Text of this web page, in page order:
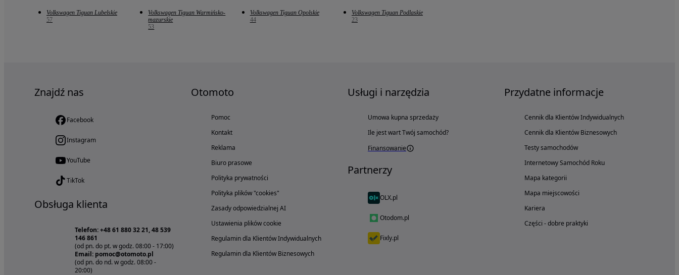
Volkswagen Tiguan Lubelskie
57
Volkswagen Tiguan Warmińsko-
mazurskie
53
Volkswagen Tiguan Opolskie
44
Volkswagen Tiguan Podlaskie
23
Znajdź nas
Facebook
Instagram
YouTube
TikTok
Obsługa klienta
Telefon: +48 61 880 32 21, 48 539
146 861
(od pn. do pt. w godz. 08:00 - 17:00)
Email: pomoc@otomoto.pl
(od pn. do nd. w godz. 08:00 -
20:00)
Otomoto
Pomoc
Kontakt
Reklama
Biuro prasowe
Polityka prywatności
Polityka plików "cookies"
Zasady odpowiedzialnej AI
Ustawienia plików cookie
Regulamin dla Klientów Indywidualnych
Regulamin dla Klientów Biznesowych
Usługi i narzędzia
Umowa kupna sprzedaży
Ile jest wart Twój samochód?
Finansowanie
Partnerzy
OLX.pl
Otodom.pl
Fixly.pl
Przydatne informacje
Cennik dla Klientów Indywidualnych
Cennik dla Klientów Biznesowych
Testy samochodów
Internetowy Samochód Roku
Mapa kategorii
Mapa miejscowości
Kariera
Części - dobre praktyki